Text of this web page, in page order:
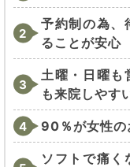
予約制の為、
ることが安心
土曜・日曜も
も来院しやす
90％が女性の
ソフトで痛く